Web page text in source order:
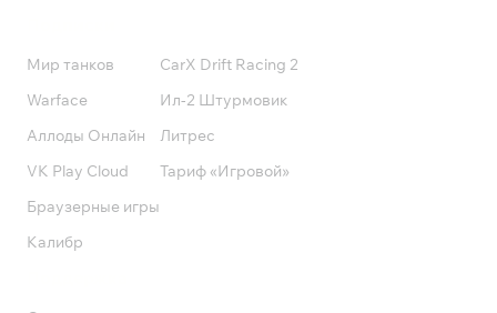
Мир танков
Warface
Аллоды Онлайн
VK Play Cloud
Браузерные игры
Калибр
CarX Drift Racing 2
Ил-2 Штурмовик
Литрес
Тариф «Игровой»